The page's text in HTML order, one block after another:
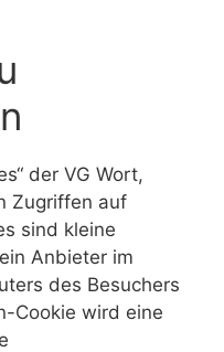
der VG Wort,
Zugriffen auf
sind kleine
Anbieter im
des Besuchers
Cookie wird eine